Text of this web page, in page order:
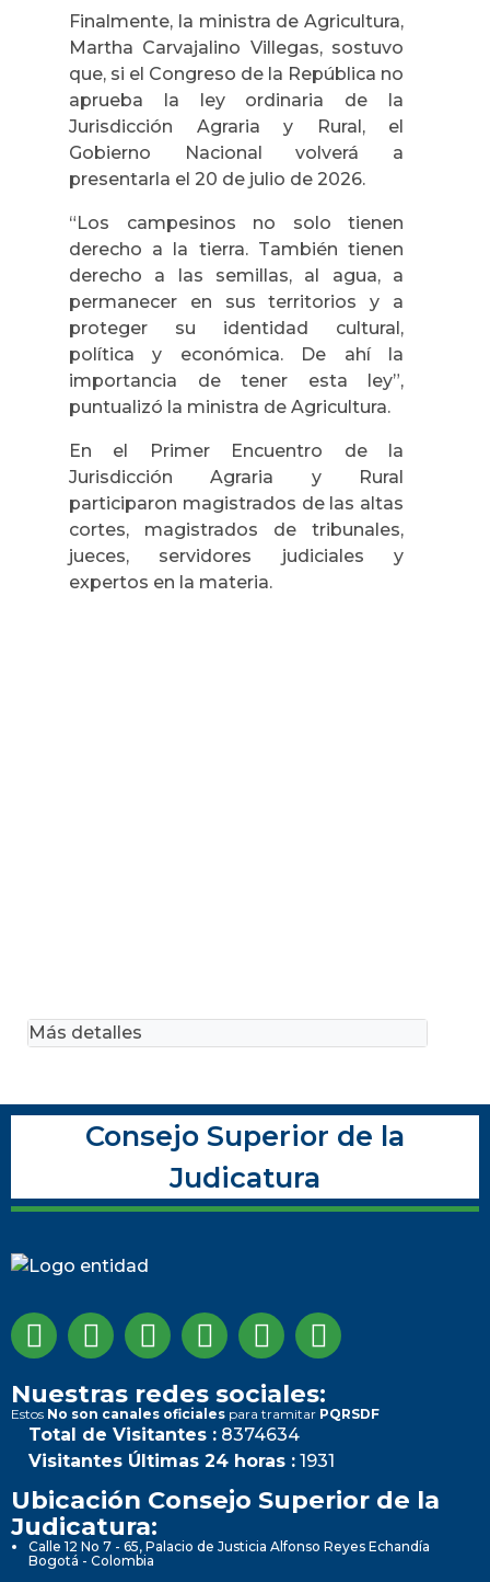
Finalmente, la ministra de Agricultura,
Martha Carvajalino Villegas, sostuvo
que, si el Congreso de la República no
aprueba la ley ordinaria de la
Jurisdicción Agraria y Rural, el
Gobierno Nacional volverá a
presentarla el 20 de julio de 2026.
“Los campesinos no solo tienen
derecho a la tierra. También tienen
derecho a las semillas, al agua, a
permanecer en sus territorios y a
proteger su identidad cultural,
política y económica. De ahí la
importancia de tener esta ley”,
puntualizó la ministra de Agricultura.
En el Primer Encuentro de la
Jurisdicción Agraria y Rural
participaron magistrados de las altas
cortes, magistrados de tribunales,
jueces, servidores judiciales y
expertos en la materia.
Más detalles
Consejo Superior de la
Judicatura
Nuestras redes sociales:
Estos No son canales oficiales para tramitar PQRSDF
Total de Visitantes : 8374634
Visitantes Últimas 24 horas : 1931
Ubicación Consejo Superior de la
Judicatura:
Calle 12 No 7 - 65, Palacio de Justicia Alfonso Reyes Echandía
Bogotá - Colombia